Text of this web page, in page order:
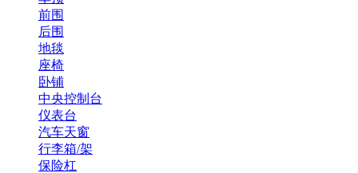
前围
后围
地毯
座椅
卧铺
中央控制台
仪表台
汽车天窗
行李箱/架
保险杠